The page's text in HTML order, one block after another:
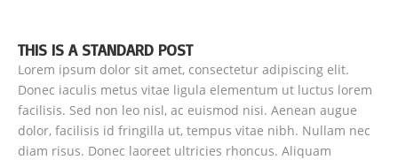
THIS IS A STANDARD POST
Lorem ipsum dolor sit amet, consectetur adipiscing elit.
Donec iaculis metus vitae ligula elementum ut luctus lorem
facilisis. Sed non leo nisl, ac euismod nisi. Aenean augue
dolor, facilisis id fringilla ut, tempus vitae nibh. Nullam nec
diam risus. Donec laoreet ultricies rhoncus. Aliquam